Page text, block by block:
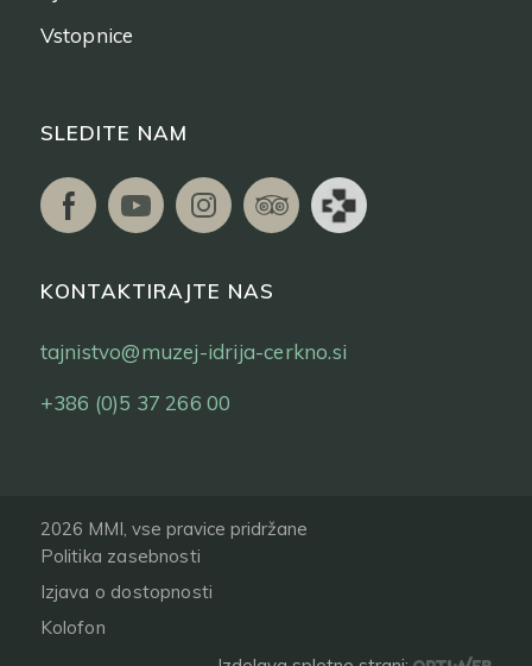
Vstopnice
SLEDITE NAM
KONTAKTIRAJTE NAS
tajnistvo@muzej-idrija-cerkno.si
+386 (0)5 37 266 00
2026 MMI, vse pravice pridržane
Politika zasebnosti
Izjava o dostopnosti
Kolofon